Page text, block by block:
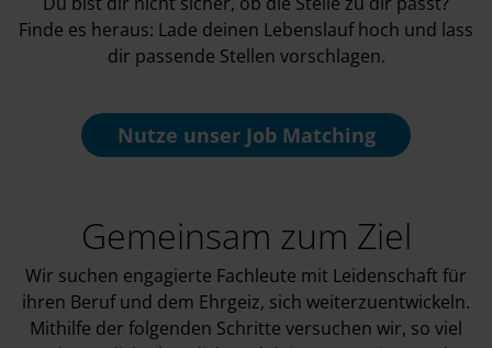
Finde es heraus: Lade deinen Lebenslauf hoch und lass
dir passende Stellen vorschlagen.
Nutze unserJob Matching
Gemeinsam zum Ziel
Wir suchen engagierte Fachleute mit Leidenschaft für
ihren Beruf und dem Ehrgeiz, sich weiterzuentwickeln.
Mithilfe der folgenden Schritte versuchen wir, so viel